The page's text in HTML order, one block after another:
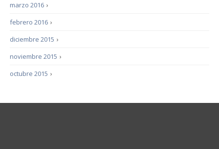
›
marzo 2016
›
febrero 2016
›
diciembre 2015
›
noviembre 2015
›
octubre 2015